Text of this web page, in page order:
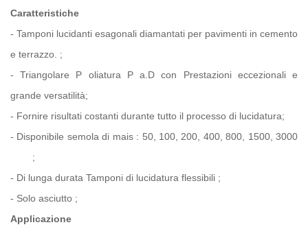
Caratteristiche
- Tamponi lucidanti esagonali diamantati per pavimenti in cemento
e terrazzo. ;
- Triangolare P oliatura Pa.Dcon Prestazioni eccezionali e
grande versatilità;
- Fornire risultati costanti durante tutto il processo di lucidatura;
- Disponibile semola di mais : 50, 100, 200, 400, 800, 1500, 3000
;
- Di lunga durata Tamponi di lucidatura flessibili ;
- Solo asciutto ;
Applicazione